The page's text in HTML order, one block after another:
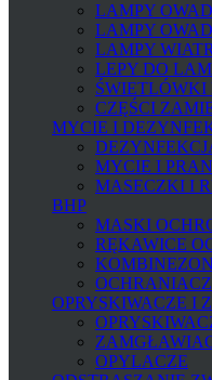
LAMPY
LAMPY
LAMPY
LEPY DO
ŚWIETLÓWKI
CZĘŚCI
MYCIE I
MYCIE I
MASECZKI I
BHP
MASKI
RĘKAWICE
OPRYSKIWACZE I
OPYLACZE